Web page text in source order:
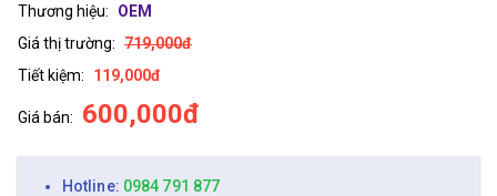
Thương hiệu:
OEM
Giá thị trường: 719,000đ
Tiết kiệm:
119,000đ
Giá bán: 600,000đ
Hotline: 0984 791 877